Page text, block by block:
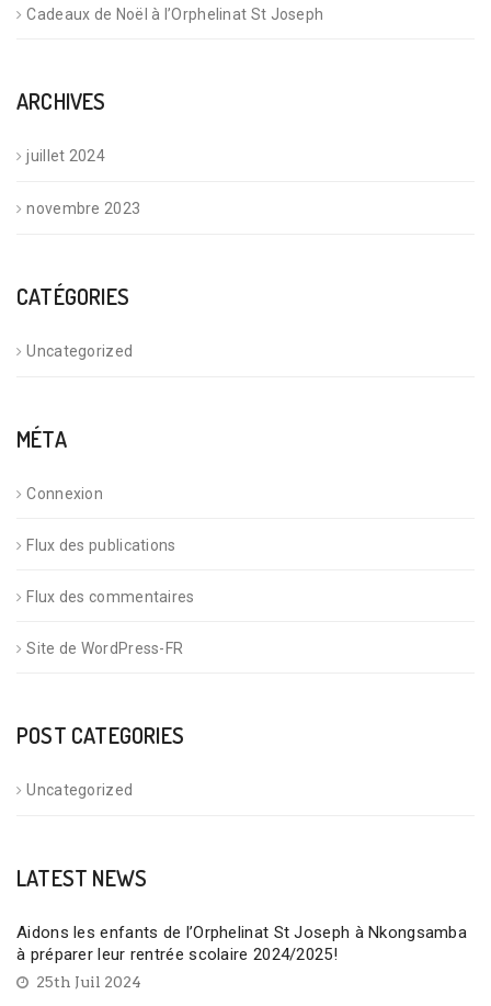
Cadeaux de Noël à l’Orphelinat St Joseph
ARCHIVES
juillet 2024
novembre 2023
CATÉGORIES
Uncategorized
MÉTA
Connexion
Flux des publications
Flux des commentaires
Site de WordPress-FR
POST CATEGORIES
Uncategorized
LATEST NEWS
Aidons les enfants de l’Orphelinat St Joseph à Nkongsamba
à préparer leur rentrée scolaire 2024/2025!
25th Juil 2024